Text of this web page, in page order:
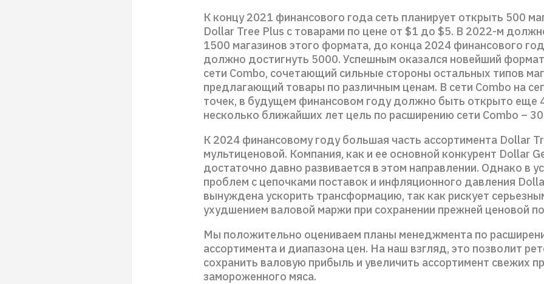
К концу 2021 финансового года сеть планирует открыть 500
Dollar Tree Plus с товарами по цене от $1 до $5. В 2022-м
1500 магазинов этого формата, до конца 2024 финансового
должно достигнуть 5000. Успешным оказался новейший
сети Combo, сочетающий сильные стороны остальных типов
предлагающий товары по различным ценам. В сети Combo на
точек, в будущем финансовом году должно быть открыто еще
несколько ближайших лет цель по расширению сети Combo –
К 2024 финансовому году большая часть ассортимента Dollar
мультиценовой. Компания, как и ее основной конкурент Dollar
достаточно давно развивается в этом направлении. Однако в
проблем с цепочками поставок и инфляционного давления
вынуждена ускорить трансформацию, так как рискует
ухудшением валовой маржи при сохранении прежней ценовой
Мы положительно оцениваем планы менеджмента по
ассортимента и диапазона цен. На наш взгляд, это позволит
сохранить валовую прибыль и увеличить ассортимент свежих
замороженного мяса.